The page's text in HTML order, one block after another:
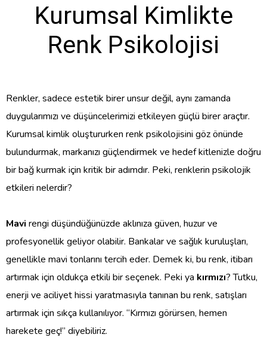
Kurumsal Kimlikte
Renk Psikolojisi
Renkler, sadece estetik birer unsur değil, aynı zamanda
duygularımızı ve düşüncelerimizi etkileyen güçlü birer araçtır.
Kurumsal kimlik oluştururken renk psikolojisini göz önünde
bulundurmak, markanızı güçlendirmek ve hedef kitlenizle doğru
bir bağ kurmak için kritik bir adımdır. Peki, renklerin psikolojik
etkileri nelerdir?
Mavi rengi düşündüğünüzde aklınıza güven, huzur ve
profesyonellik geliyor olabilir. Bankalar ve sağlık kuruluşları,
genellikle mavi tonlarını tercih eder. Demek ki, bu renk, itibarı
artırmak için oldukça etkili bir seçenek. Peki ya kırmızı? Tutku,
enerji ve aciliyet hissi yaratmasıyla tanınan bu renk, satışları
artırmak için sıkça kullanılıyor. “Kırmızı görürsen, hemen
harekete geç!” diyebiliriz.